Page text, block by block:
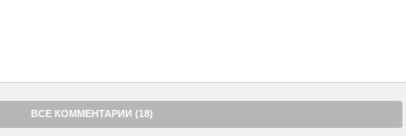
ВСЕ КОММЕНТАРИИ (18)